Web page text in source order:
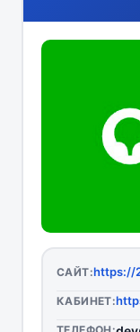
САЙТ:https://
КАБИНЕТ: